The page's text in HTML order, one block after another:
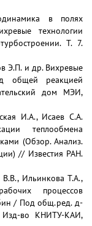
в полях
технологии
Т. 7.
Э.П. и др. Вихревые
общей реакцией
дом МЭИ,
И.А., Исаев С.А.
теплообмена
(Обзор. Анализ.
// Известия РАН.
Ильинкова Т.А.,
процессов
/ Под общ.ред. д-
Изд-во КНИТУ-КАИ,